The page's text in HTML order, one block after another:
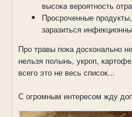
высока вероятность
Просроченные
заразиться
Про травы пока досконально
нельзя полынь, укроп,
всего это не весь список...
С огромным интересом жду